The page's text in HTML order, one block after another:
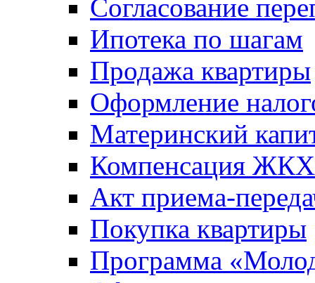
Согласование
Ипотека по шагам
Продажа квартиры
Оформление
Материнский
Компенсация ЖКХ
Акт приема-
Покупка квартиры
Программа